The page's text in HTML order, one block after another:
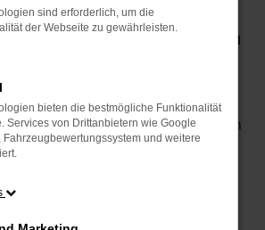
Neuwagen –
Qualität für Dorfen
Neuwagen gehen Sie für Ihre
Nummer sicher und steigen in exakt
zusagt. Was das bedeutet? Ganz
umfangreich beraten und zudem einen
Entsprechend wählen Sie wie aus
die Extras und Ausstattung, die zu
Darüber hinaus haben Sie bei
Neuwagen auch die Möglichkeit, die
Lackfarbe individuell festzulegen.
sind erforderlich, um die
der Webseite zu gewährleisten.
bieten die bestmögliche Funktionalität
Services von Drittanbietern wie Google
Fahrzeugbewertungssystem und weitere